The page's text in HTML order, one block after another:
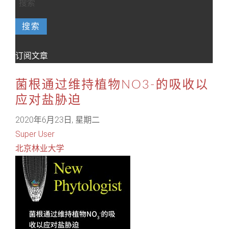
搜索
订阅文章
菌根通过维持植物NO3-的吸收以
应对盐胁迫
2020年6月23日, 星期二
Super User
北京林业大学